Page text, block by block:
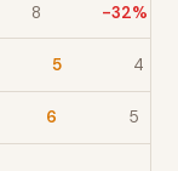
8 -32%
5 4
6 5